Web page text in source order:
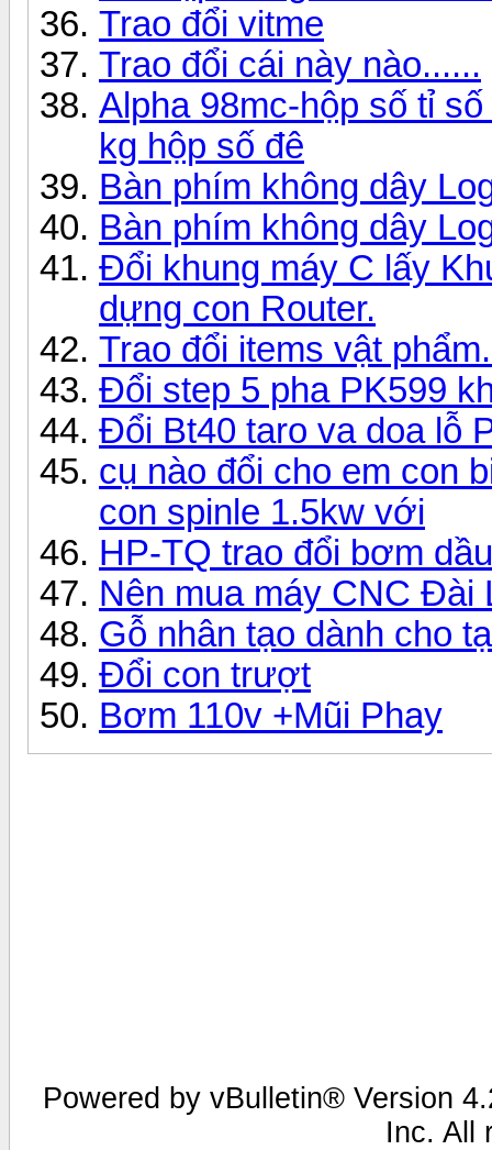
Trao đổi vitme
Trao đổi cái này nào......
Alpha 98mc-hộp số tỉ
kg hộp số đê
Bàn phím không dây
Bàn phím không dây
Đổi khung máy C lấy
dựng con Router.
Trao đổi items vật
Đổi step 5 pha PK599
Đổi Bt40 taro va doa lỗ
cụ nào đổi cho em con
con spinle 1.5kw với
HP-TQ trao đổi bơm
Nên mua máy CNC Đài
Gỗ nhân tạo dành cho
Đổi con trượt
Bơm 110v +Mũi Phay
Powered by vBulletin® Version
Inc. All